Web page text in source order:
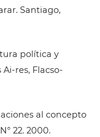
Santiago,
política y
res, Flacso-
al concepto
22. 2000.